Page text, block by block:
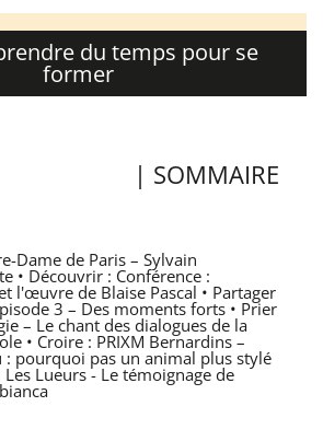
du temps pour se
former
| SOMMAIRE
Dame de Paris – Sylvain
• Découvrir : Conférence :
l'œuvre de Blaise Pascal • Partager
3 – Des moments forts • Prier
– Le chant des dialogues de la
• Croire : PRIXM Bernardins –
: pourquoi pas un animal plus stylé
Les Lueurs - Le témoignage de